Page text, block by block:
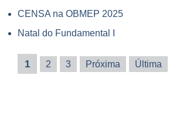
CENSA na OBMEP 2025
Natal do Fundamental I
1 2 3 Próxima Última